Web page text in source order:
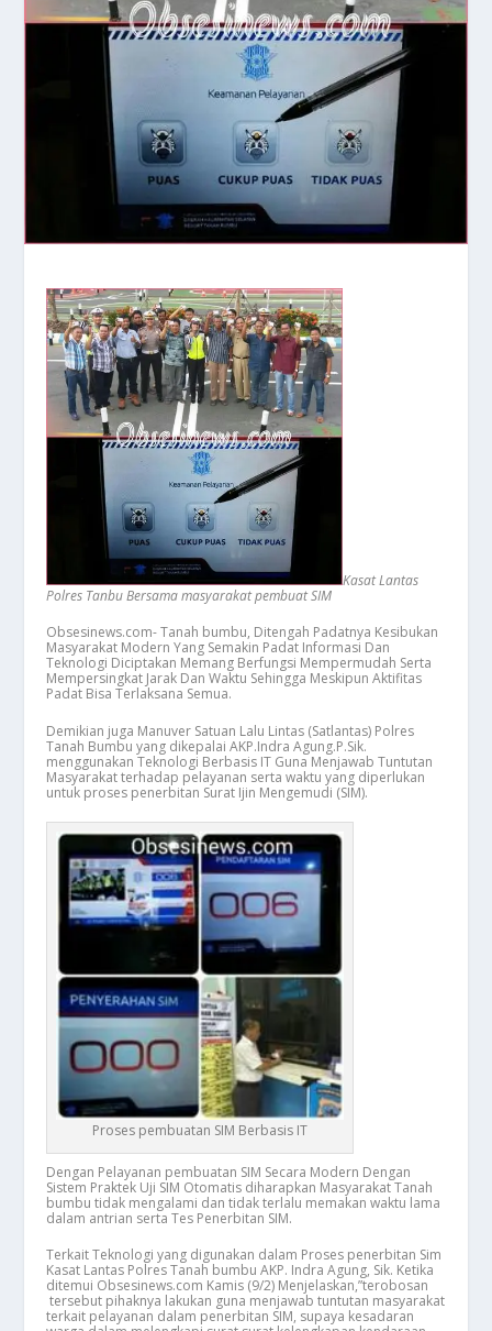
Kasat Lantas
Polres Tanbu Bersama masyarakat pembuat SIM
Obsesinews.com- Tanah bumbu, Ditengah Padatnya Kesibukan
Masyarakat Modern Yang Semakin Padat Informasi Dan
Teknologi Diciptakan Memang Berfungsi Mempermudah Serta
Mempersingkat Jarak Dan Waktu Sehingga Meskipun Aktifitas
Padat Bisa Terlaksana Semua.
Demikian juga Manuver Satuan Lalu Lintas (Satlantas) Polres
Tanah Bumbu yang dikepalai AKP.Indra Agung.P.Sik.
menggunakan Teknologi Berbasis IT Guna Menjawab Tuntutan
Masyarakat terhadap pelayanan serta waktu yang diperlukan
untuk proses penerbitan Surat Ijin Mengemudi (SIM).
Proses pembuatan SIM Berbasis IT
Dengan Pelayanan pembuatan SIM Secara Modern Dengan
Sistem Praktek Uji SIM Otomatis diharapkan Masyarakat Tanah
bumbu tidak mengalami dan tidak terlalu memakan waktu lama
dalam antrian serta Tes Penerbitan SIM.
Terkait Teknologi yang digunakan dalam Proses penerbitan Sim
Kasat Lantas Polres Tanah bumbu AKP. Indra Agung, Sik. Ketika
ditemui Obsesinews.com Kamis (9/2) Menjelaskan,”terobosan
tersebut pihaknya lakukan guna menjawab tuntutan masyarakat
terkait pelayanan dalam penerbitan SIM, supaya kesadaran